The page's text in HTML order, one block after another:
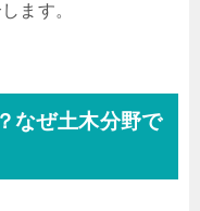
ます。
なぜ土木分野で